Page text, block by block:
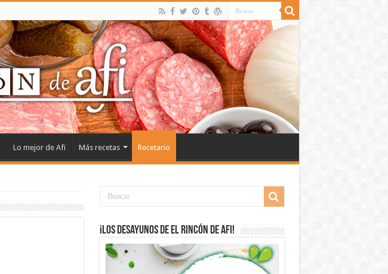
Lo mejor de Afi Más recetas Recetario
¡Los desayunos de El Rincón de Afi!